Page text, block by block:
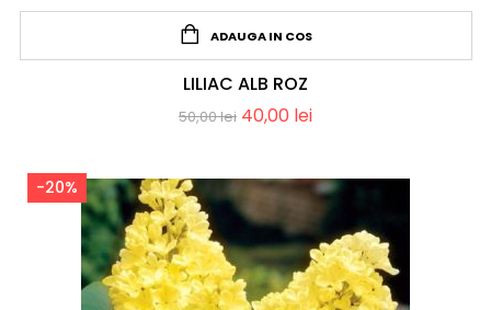
ADAUGA IN COS
LILIAC ALB ROZ
50,00lei 40,00 lei
-20%